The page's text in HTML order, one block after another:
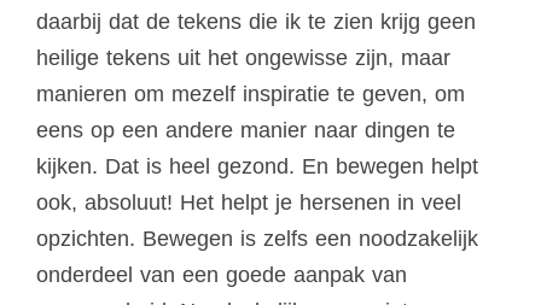
daarbij dat de tekens die ik te zien krijg geen
heilige tekens uit het ongewisse zijn, maar
manieren om mezelf inspiratie te geven, om
eens op een andere manier naar dingen te
kijken. Dat is heel gezond. En bewegen helpt
ook, absoluut! Het helpt je hersenen in veel
opzichten. Bewegen is zelfs een noodzakelijk
onderdeel van een goede aanpak van